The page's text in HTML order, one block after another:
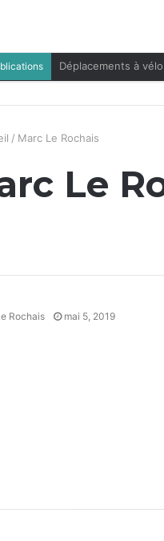
Déplacements à
/ Marc Le Rochais
Le
Rochais mai 5, 2019